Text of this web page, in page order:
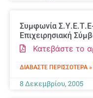
Συμφωνία Σ.Υ.Ε.Τ.Ε-
Επιχειρησιακή
Κατεβάστε το
ΔΙΑΒΆΣΤΕ ΠΕΡΙΣΣΌΤΕΡΑ »
8 Δεκεμβρίου, 2005